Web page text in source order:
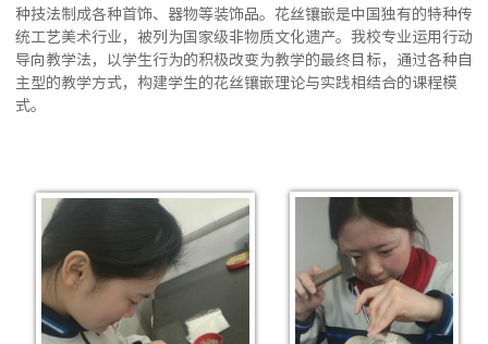
种技法制成各种首饰、器物等装饰品。花丝镶嵌是中国独有的特种传
统工艺美术行业，被列为国家级非物质文化遗产。我校专业运用行动
导向教学法，以学生行为的积极改变为教学的最终目标，通过各种自
主型的教学方式，构建学生的花丝镶嵌理论与实践相结合的课程模
式。